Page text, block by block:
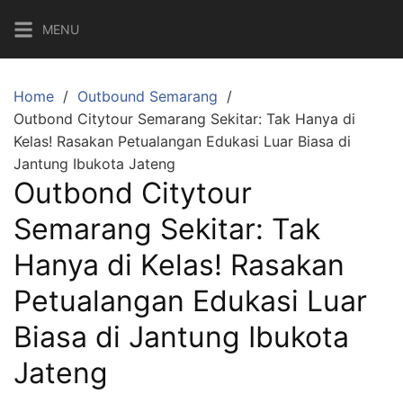
content
MENU
Home
Outbound Semarang
Outbond Citytour Semarang Sekitar: Tak Hanya di
Kelas! Rasakan Petualangan Edukasi Luar Biasa di
Jantung Ibukota Jateng
Outbond Citytour
Semarang Sekitar: Tak
Hanya di Kelas! Rasakan
Petualangan Edukasi Luar
Biasa di Jantung Ibukota
Jateng